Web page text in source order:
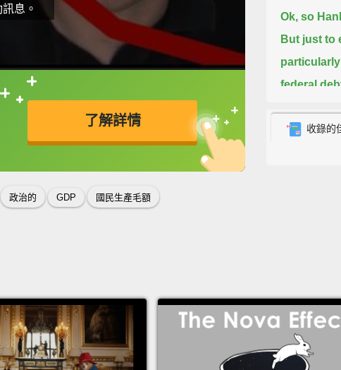
息。
了解詳情
接查字典喔！
英
政治的 GDP 國民生產毛額
Ok, so
But just to
federal
whether
Okay, so
of
to stay
收錄的